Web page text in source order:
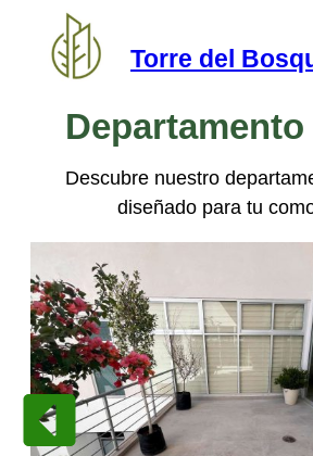
Torre del
Descubre nuestro
diseñado para tu